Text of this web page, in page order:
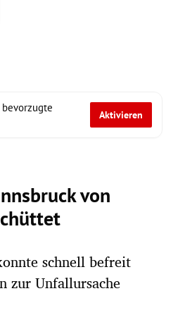
bevorzugte
Aktivieren
von
schnell befreit
zur Unfallursache